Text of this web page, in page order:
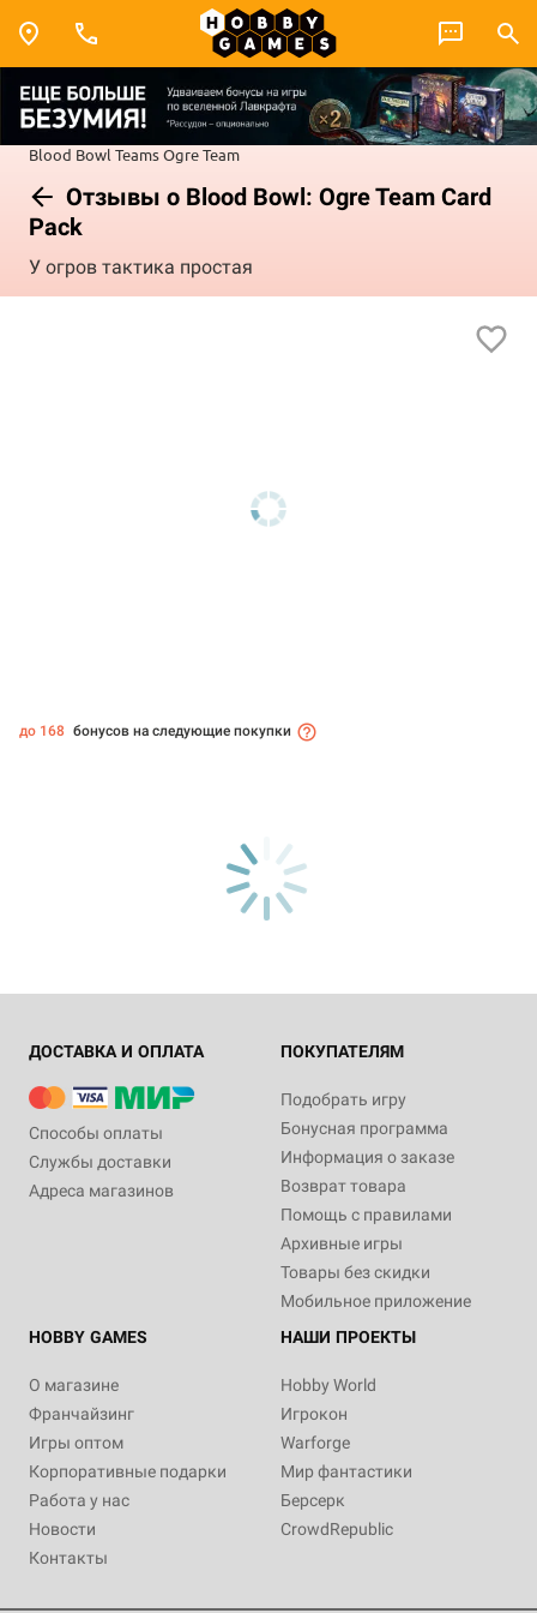
Blood Bowl TeamsOgre Team
Отзывы о Blood Bowl: Ogre Team Card
Pack
У огров тактика простая
до 168 бонусов на следующие покупки
ДОСТАВКА И ОПЛАТА
Способы оплаты
Службы доставки
Адреса магазинов
ПОКУПАТЕЛЯМ
Подобрать игру
Бонусная программа
Информация о заказе
Возврат товара
Помощь с правилами
Архивные игры
Товары без скидки
Мобильное приложение
HOBBY GAMES
О магазине
Франчайзинг
Игры оптом
Корпоративные подарки
Работа у нас
Новости
Контакты
НАШИ ПРОЕКТЫ
Hobby World
Игрокон
Warforge
Мир фантастики
Берсерк
CrowdRepublic